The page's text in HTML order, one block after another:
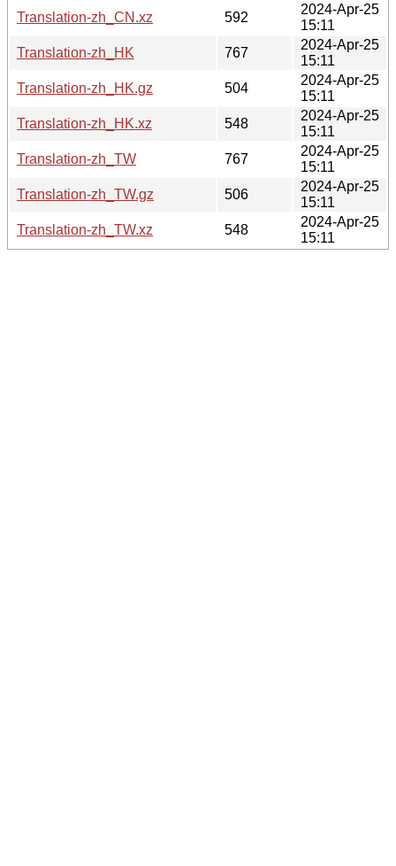
Translation-zh_CN.xz
592
2024-Apr-25
15:11
Translation-zh_HK
767
2024-Apr-25
15:11
Translation-zh_HK.gz
504
2024-Apr-25
15:11
Translation-zh_HK.xz
548
2024-Apr-25
15:11
Translation-zh_TW
767
2024-Apr-25
15:11
Translation-zh_TW.gz
506
2024-Apr-25
15:11
Translation-zh_TW.xz
548
2024-Apr-25
15:11